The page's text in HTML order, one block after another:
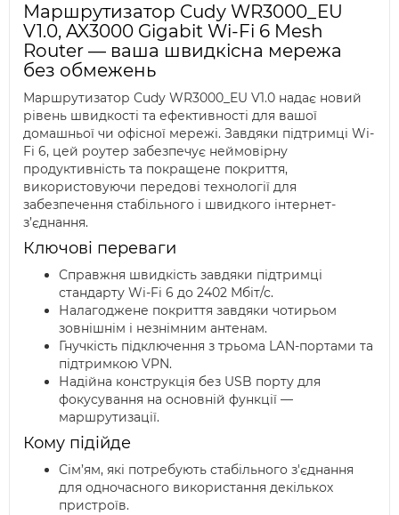
Маршрутизатор Cudy WR3000_EU
V1.0, AX3000 Gigabit Wi-Fi 6 Mesh
Router — ваша швидкісна мережа
без обмежень
Маршрутизатор Cudy WR3000_EU V1.0 надає новий
рівень швидкості та ефективності для вашої
домашньої чи офісної мережі. Завдяки підтримці Wi-
Fi 6, цей роутер забезпечує неймовірну
продуктивність та покращене покриття,
використовуючи передові технології для
забезпечення стабільного і швидкого інтернет-
з’єднання.
Ключові переваги
Справжня швидкість завдяки підтримці
стандарту Wi-Fi 6 до 2402 Мбіт/с.
Налагоджене покриття завдяки чотирьом
зовнішнім і незнімним антенам.
Гнучкість підключення з трьома LAN-портами та
підтримкою VPN.
Надійна конструкція без USB порту для
фокусування на основній функції —
маршрутизації.
Кому підійде
Сім’ям, які потребують стабільного з'єднання
для одночасного використання декількох
пристроїв.